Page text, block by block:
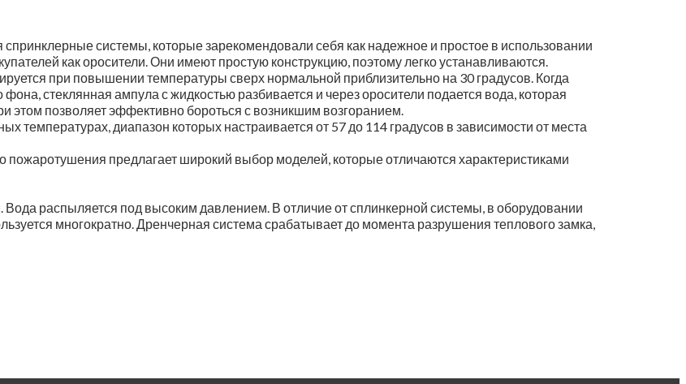
системы, которые зарекомендовали себя как надежное и простое в использовании
как оросители. Они имеют простую конструкцию, поэтому легко устанавливаются.
при повышении температуры сверх нормальной приблизительно на 30 градусов. Когда
стеклянная ампула с жидкостью разбивается и через оросители подается вода, которая
этом позволяет эффективно бороться с возникшим возгоранием.
температурах, диапазон которых настраивается от 57 до 114 градусов в зависимости от места
предлагает широкий выбор моделей, которые отличаются характеристиками
распыляется под высоким давлением. В отличие от сплинкерной системы, в оборудовании
многократно. Дренчерная система срабатывает до момента разрушения теплового замка,